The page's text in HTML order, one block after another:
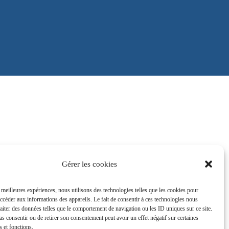
Gérer les cookies
expériences, nous utilisons des technologies telles que les cookies pour
aux informations des appareils. Le fait de consentir à ces technologies nous
des données telles que le comportement de navigation ou les ID uniques sur ce site.
consentir ou de retirer son consentement peut avoir un effet négatif sur certaines
et fonctions.